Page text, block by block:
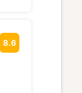
8.6